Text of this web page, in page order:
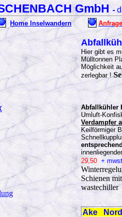
GmbH-
Home Inselwandern
Hier gibt es
Mülltonnen
Möglichkeit
zerlegbar !
Abfallkühler
Umluft-
Verdampfer
Keilförmiger
29,50 +
Schienen
Ake